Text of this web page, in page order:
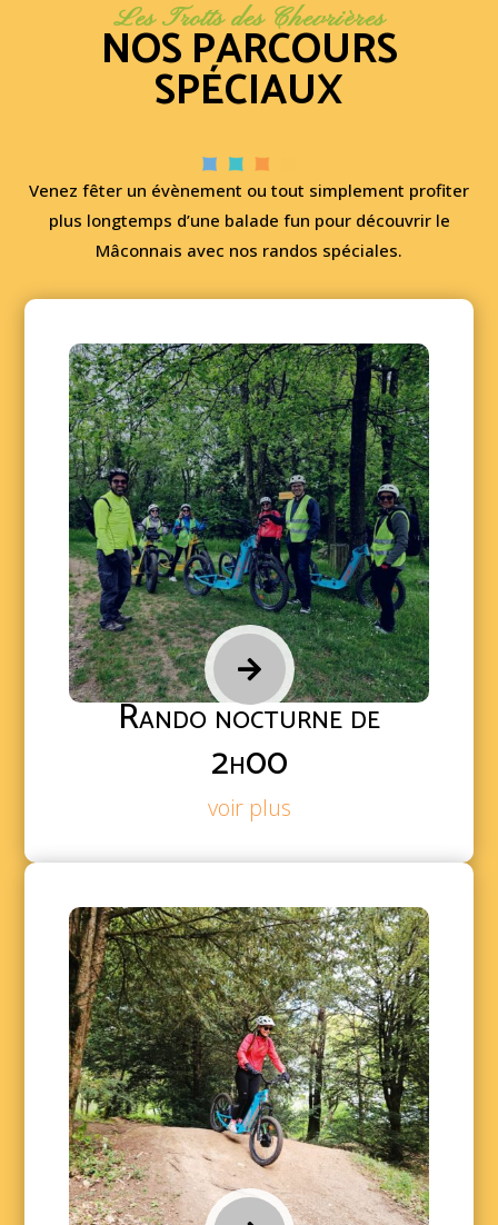
Les Trotts des Chevrières
NOS PARCOURS
SPÉCIAUX
Venez fêter un évènement ou tout simplement profiter
plus longtemps d’une balade fun pour découvrir le
Mâconnais avec nos randos spéciales.

Rando nocturne de
2h00
voir plus